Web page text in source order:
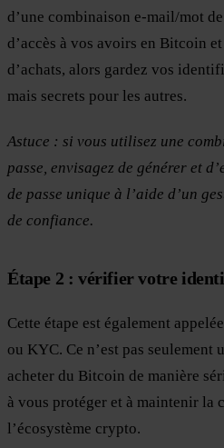
d’une combinaison e-mail/mot
d’accès à vos avoirs en Bitcoin
d’achats, alors gardez vos
mais secrets pour les autres.
Astuce : si vous utilisez une
passe, envisagez de générer et
de passe unique à l’aide d’un
de confiance.
Étape 2 : vérifier votre
Cette étape est également
ou KYC. Ce n’est pas seulement
acheter du Bitcoin de manière
à vous protéger et à maintenir la
l’écosystème crypto.